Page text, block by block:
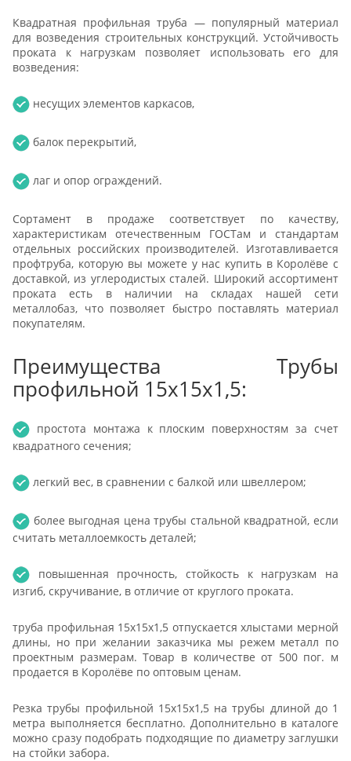
Квадратная профильная труба — популярный материал
для возведения строительных конструкций. Устойчивость
проката к нагрузкам позволяет использовать его для
возведения:
несущих элементов каркасов,
балок перекрытий,
лаг и опор ограждений.
Сортамент в продаже соответствует по качеству,
характеристикам отечественным ГОСТам и стандартам
отдельных российских производителей. Изготавливается
профтруба, которую вы можете у нас купить в Королёве с
доставкой, из углеродистых сталей. Широкий ассортимент
проката есть в наличии на складах нашей сети
металлобаз, что позволяет быстро поставлять материал
покупателям.
Преимущества Трубы
профильной 15х15х1,5:
простота монтажа к плоским поверхностям за счет
квадратного сечения;
легкий вес, в сравнении с балкой или швеллером;
более выгодная цена трубы стальной квадратной, если
считать металлоемкость деталей;
повышенная прочность, стойкость к нагрузкам на
изгиб, скручивание, в отличие от круглого проката.
труба профильная 15х15х1,5 отпускается хлыстами мерной
длины, но при желании заказчика мы режем металл по
проектным размерам. Товар в количестве от 500 пог. м
продается в Королёве по оптовым ценам.
Резка трубы профильной 15х15х1,5 на трубы длиной до 1
метра выполняется бесплатно. Дополнительно в каталоге
можно сразу подобрать подходящие по диаметру заглушки
на стойки забора.